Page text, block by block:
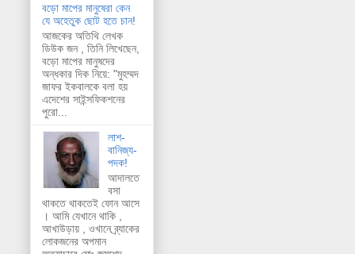
বড়ো মাপের মানুষেরা কেন
যে অহেতুক ছোট হতে চান!
আজকের অতিথি লেখক
ডিউক জন , তিনি লিখেছেন,
বড়ো মাপের মানুষদের
অন্ধকার দিক নিয়ে: "মুহম্মদ
জাফর ইকবালকে বলা হয়
এদেশের সাইন্সফিকশনের
পুরো...
লাশ-
বানিজ্য-
পদক!
আদালতে
বসা
থাকতে থাকতেই ফোন আসে
। আমি যেখানে থাকি ,
আখাউড়ায় , ওখানে ব্র্যাকের
লোকজনের অপমান